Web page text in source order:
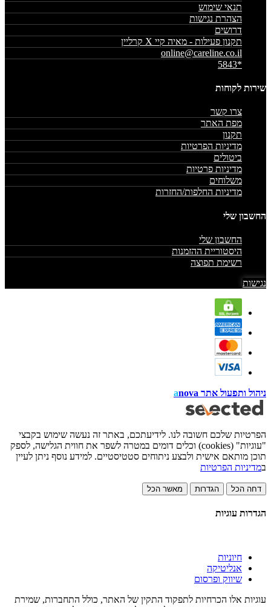
תנאי שימוש
הצהרת נגישות
דרושים
תקנון פעילות - מאיה קיי X קרליין
online@careline.co.il
*5843
שירות לקוחות
צרו קשר
מפת האתר
תקנון
מדיניות הפרטיות
ביטולים
מדיניות פרטיות
משלוחים
מדיניות החלפות/החזרות
החשבון שלי
החשבון שלי
היסטוריית ההזמנות
רשימת תפוצה
נגישות
ניהול ותפעול אתר anova
הפרטיות שלכם חשובה לנו. לידיעתכם, באתר זה נעשה שימוש בקבצי
"עוגיות" (cookies) וכלים דומים במטרה לשפר את חווית הגלישה, לספק
תוכן מותאם אישית ולבצע ניתוחים סטטיסטיים. למידע נוסף ניתן לעיין
במדיניות הפרטיות
דחה הכל הגדרות מאשר הכל
הגדרות עוגיות
חיוניות
אנליטיקה
שיווק ופרסום
עוגיות אלו הכרחיות לתפקוד התקין של האתר, כולל התחברות, שמירת